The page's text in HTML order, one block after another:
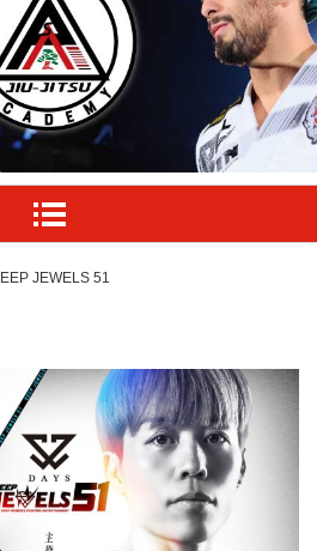
JEWELS 51